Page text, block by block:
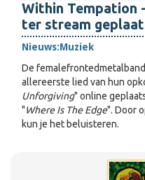
Within Tempation
ter stream
Nieuws:Muziek
De femalefrontedmetalband
allereerste lied van hun
Unforgiving" online
"Where Is The Edge". Door
kun je het beluisteren.